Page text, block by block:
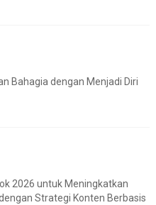
Bahagia dengan Menjadi Diri
2026 untuk Meningkatkan
Strategi Konten Berbasis